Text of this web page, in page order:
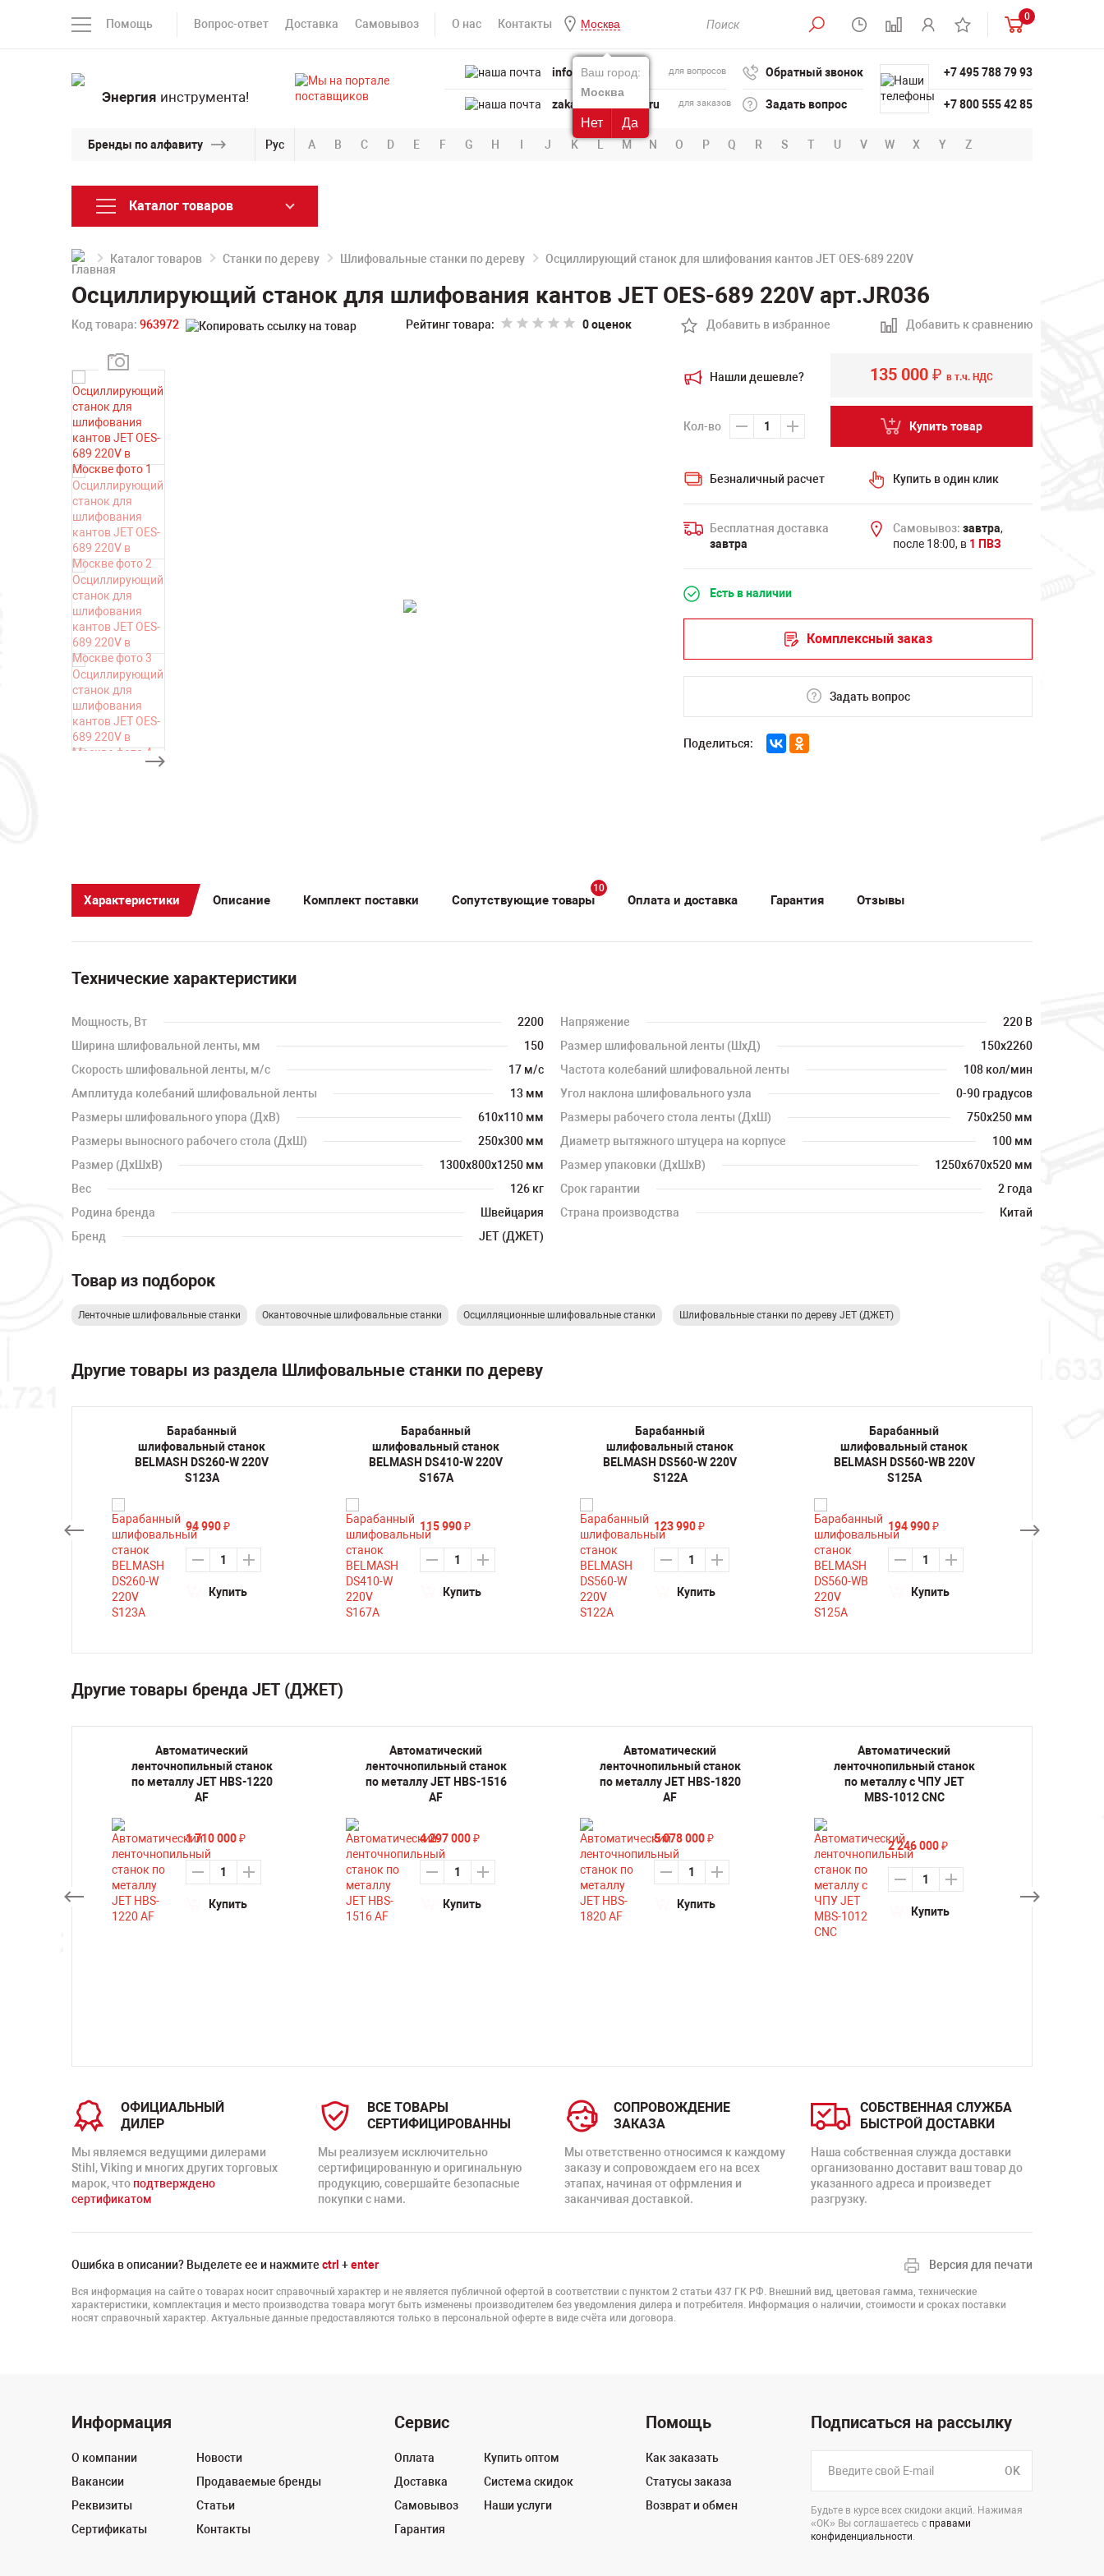
Помощь Вопрос-ответ Доставка Самовывоз О нас Контакты Москва
Ваш город:
Москва
Нет Да
0
Энергия инструмента!
info@powertool.ru для вопросов
zakaz@powertool.ru для заказов
Обратный звонок
Задать вопрос
+7 495 788 79 93
+7 800 555 42 85
Бренды по алфавиту Рус A B C D E F G H I J K L M N O P Q R S T U V W X Y Z
Каталог товаров
Каталог товаров Станки по дереву Шлифовальные станки по дереву Осциллирующий станок для шлифования кантов JET OES-689 220V
Осциллирующий станок для шлифования кантов JET OES-689 220V арт.JR036
Код товара: 963972 Рейтинг товара: 0 оценок Добавить в избранное Добавить к сравнению
Нашли дешевле?
Кол-во
135 000 ₽ в т.ч. НДС
Купить товар
Безналичный расчет Купить в один клик
Бесплатная доставка
завтра
Самовывоз: завтра,
после 18:00, в 1 ПВЗ
Есть в наличии
Комплексный заказ
Задать вопрос
Поделиться:
Характеристики Описание Комплект поставки Сопутствующие товары
10
Оплата и доставка Гарантия Отзывы
Технические характеристики
Мощность, Вт 2200 Напряжение
220 В
Ширина шлифовальной ленты, мм
150 Размер шлифовальной ленты (ШхД)
150х2260
Скорость шлифовальной ленты, м/с
17 м/с Частота колебаний шлифовальной ленты
108 кол/мин
Амплитуда колебаний шлифовальной ленты
13 мм Угол наклона шлифовального узла
0-90 градусов
Размеры шлифовального упора (ДхВ)
610х110 мм Размеры рабочего стола ленты (ДхШ)
750х250 мм
Размеры выносного рабочего стола (ДхШ)
250х300 мм Диаметр вытяжного штуцера на корпусе
100 мм
Размер (ДхШхВ)
1300х800х1250 мм Размер упаковки (ДхШхВ)
1250х670х520 мм
Вес
126 кг Срок гарантии
2 года
Родина бренда
Швейцария Страна производства
Китай
Бренд
JET (ДЖЕТ)
Товар из подборок
Ленточные шлифовальные станки Окантовочные шлифовальные станки Осцилляционные шлифовальные станки Шлифовальные станки по дереву JET (ДЖЕТ)
Другие товары из раздела Шлифовальные станки по дереву
Барабанный
шлифовальный станок
BELMASH DS260-W 220V
S123A
94 990 ₽
Купить
Барабанный
шлифовальный станок
BELMASH DS410-W 220V
S167A
115 990 ₽
Купить
Барабанный
шлифовальный станок
BELMASH DS560-W 220V
S122A
123 990 ₽
Купить
Барабанный
шлифовальный станок
BELMASH DS560-WB 220V
S125A
194 990 ₽
Купить
Другие товары бренда JET (ДЖЕТ)
Автоматический
ленточнопильный станок
по металлу JET HBS-1220
AF
1 710 000 ₽
Купить
Автоматический
ленточнопильный станок
по металлу JET HBS-1516
AF
4 297 000 ₽
Купить
Автоматический
ленточнопильный станок
по металлу JET HBS-1820
AF
5 078 000 ₽
Купить
Автоматический
ленточнопильный станок
по металлу с ЧПУ JET
MBS-1012 CNC
2 246 000 ₽
Купить
ОФИЦИАЛЬНЫЙ
ДИЛЕР
Мы являемся ведущими дилерами
Stihl, Viking и многих других торговых
марок, что подтверждено
сертификатом
ВСЕ ТОВАРЫ
СЕРТИФИЦИРОВАННЫ
Мы реализуем исключительно
сертифицированную и оригинальную
продукцию, совершайте безопасные
покупки с нами.
СОПРОВОЖДЕНИЕ
ЗАКАЗА
Мы ответственно относимся к каждому
заказу и сопровождаем его на всех
этапах, начиная от офрмления и
заканчивая доставкой.
СОБСТВЕННАЯ СЛУЖБА
БЫСТРОЙ ДОСТАВКИ
Наша собственная служда доставки
организованно доставит ваш товар до
указанного адреса и произведет
разгрузку.
Ошибка в описании? Выделете ее и нажмите ctrl +enter Версия для печати
Вся информация на сайте о товарах носит справочный характер и не является публичной офертой в соответствии с пунктом 2 статьи 437 ГК РФ. Внешний вид, цветовая гамма, технические
характеристики, комплектация и место производства товара могут быть изменены производителем без уведомления дилера и потребителя. Информация о наличии, стоимости и сроках поставки
носят справочный характер. Актуальные данные предоставляются только в персональной оферте в виде счёта или договора.
Информация
О компании
Вакансии
Реквизиты
Сертификаты
Новости
Продаваемые бренды
Статьи
Контакты
Сервис
Оплата
Доставка
Самовывоз
Гарантия
Купить оптом
Система скидок
Наши услуги
Помощь
Как заказать
Статусы заказа
Возврат и обмен
Подписаться на рассылку
OK
Будьте в курсе всех скидоки акций. Нажимая
«ОК» Вы соглашаетесь с правами
конфиденциальности.